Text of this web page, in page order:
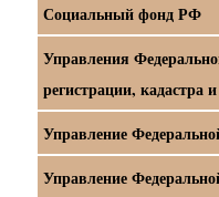
Социальный фонд РФ
Управления
регистрации,
Управление
Управление